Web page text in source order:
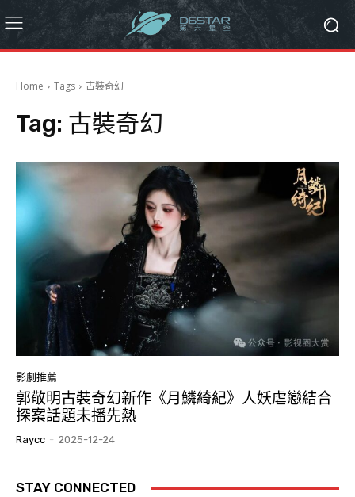
Home Tags 古裝奇幻
Tag: 古裝奇幻
影劇推薦
郭敬明古裝奇幻新作《月鱗綺紀》人妖虐戀結合
探案話題未播先熱
Raycc - 2025-12-24
STAY CONNECTED